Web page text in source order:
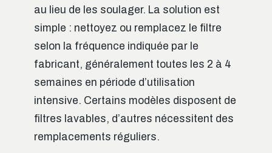
au lieu de les soulager. La solution est
simple : nettoyez ou remplacez le filtre
selon la fréquence indiquée par le
fabricant, généralement toutes les 2 à 4
semaines en période d’utilisation
intensive. Certains modèles disposent de
filtres lavables, d’autres nécessitent des
remplacements réguliers.